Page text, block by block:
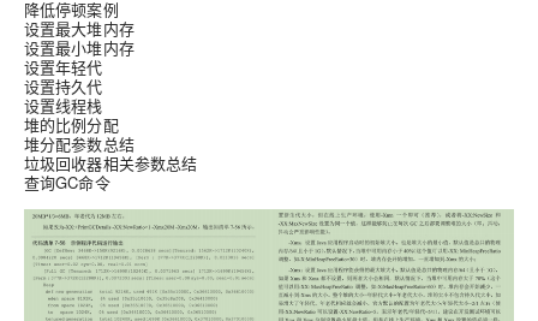
降低停顿案例
设置最大堆内存
设置最小堆内存
设置年轻代
设置持久代
设置线程栈
堆的比例分配
堆分配参数总结
垃圾回收器相关参数总结
查询GC命令